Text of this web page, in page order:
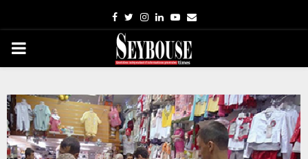
Facebook
TwitterInstagram
LinkedinYoutube
Email
PRIMARY